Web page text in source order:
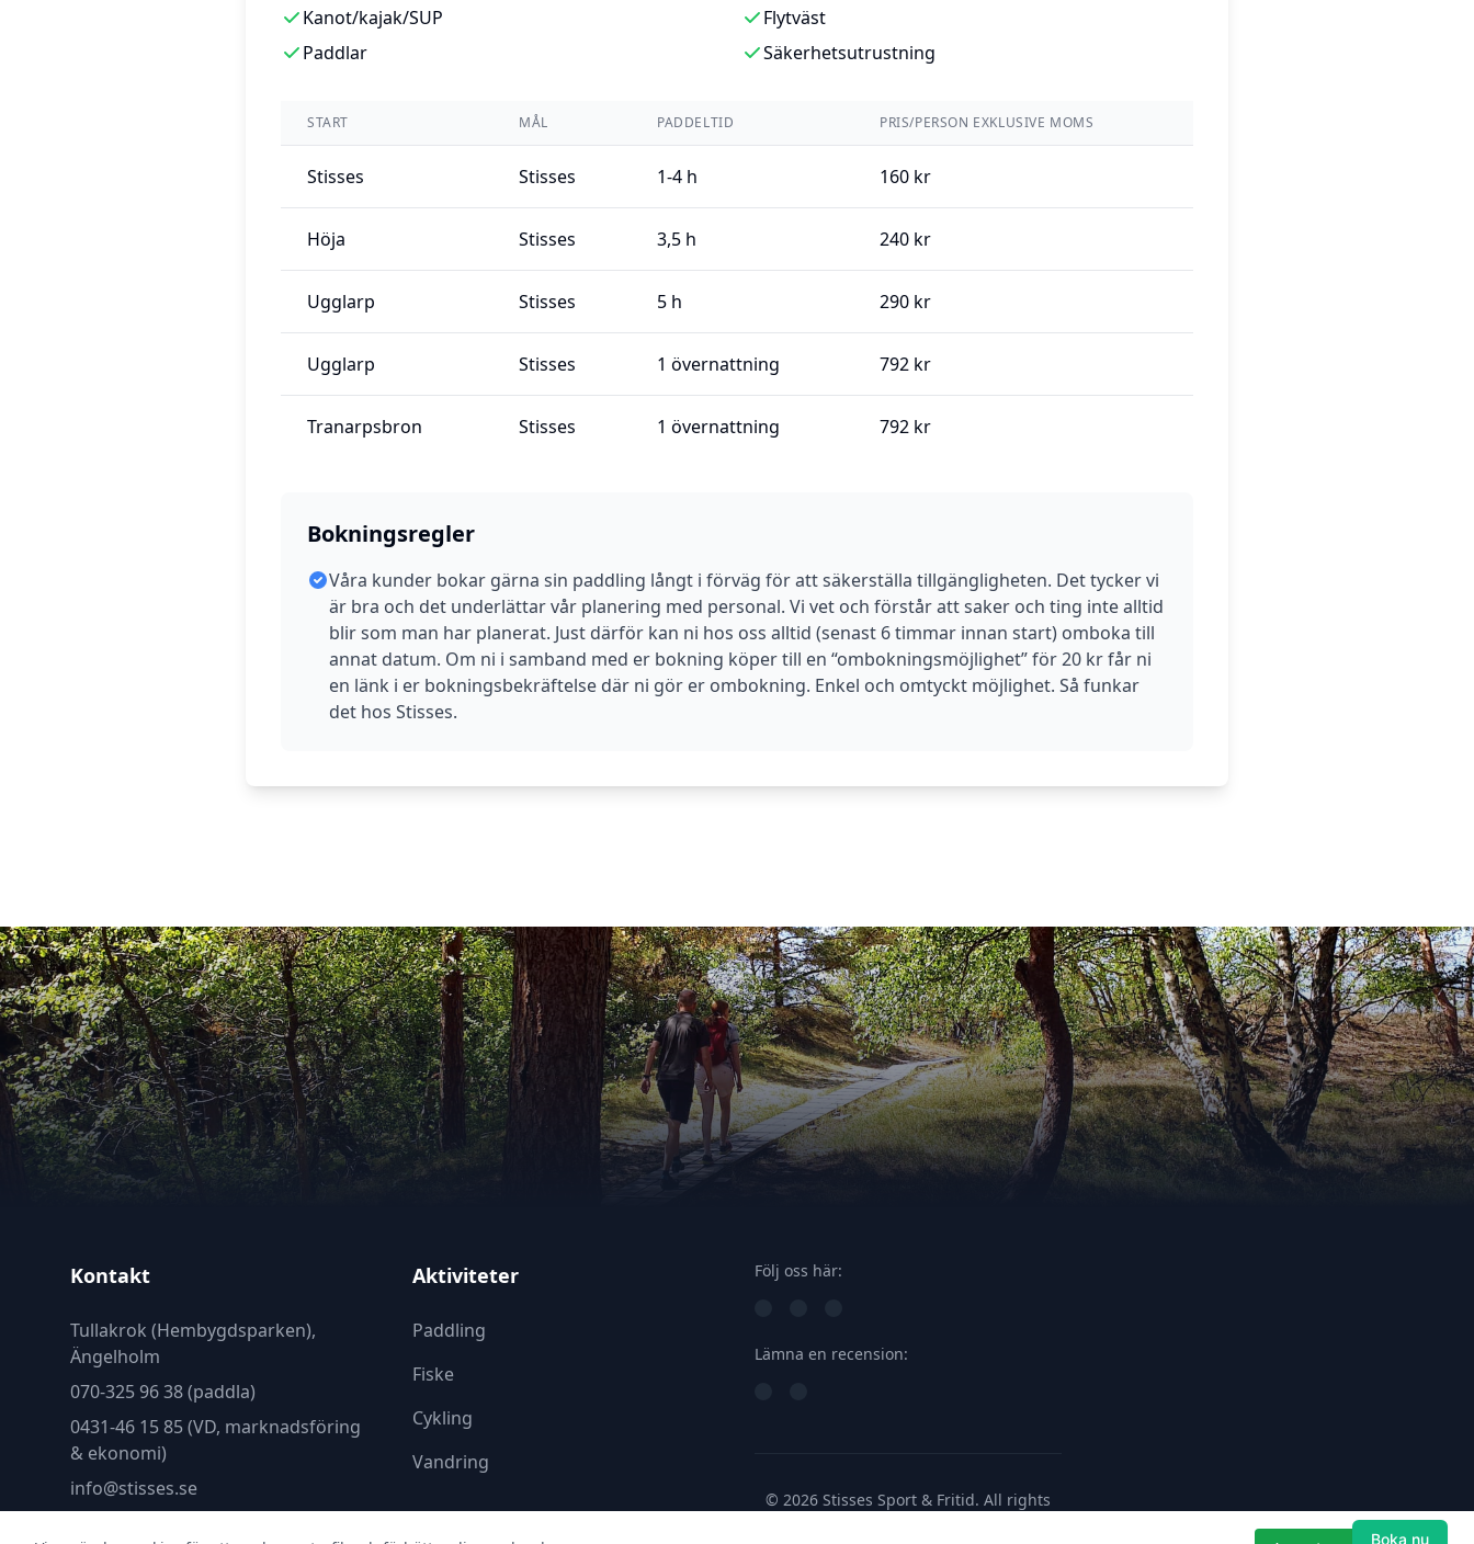
Kanot/kajak/SUP
Flytväst
Paddlar
Säkerhetsutrustning
START MÅL PADDELTID PRIS/PERSON EXKLUSIVE MOMS
Stisses Stisses 1-4 h 160 kr
Höja Stisses 3,5 h 240 kr
Ugglarp Stisses 5 h 290 kr
Ugglarp Stisses 1 övernattning 792 kr
Tranarpsbron Stisses 1 övernattning 792 kr
Bokningsregler
Våra kunder bokar gärna sin paddling långt i förväg för att säkerställa tillgängligheten. Det tycker vi
är bra och det underlättar vår planering med personal. Vi vet och förstår att saker och ting inte alltid
blir som man har planerat. Just därför kan ni hos oss alltid (senast 6 timmar innan start) omboka till
annat datum. Om ni i samband med er bokning köper till en “ombokningsmöjlighet” för 20 kr får ni
en länk i er bokningsbekräftelse där ni gör er ombokning. Enkel och omtyckt möjlighet. Så funkar
det hos Stisses.
Kontakt
Tullakrok (Hembygdsparken),
Ängelholm
070-325 96 38 (paddla)
0431-46 15 85 (VD, marknadsföring
& ekonomi)
info@stisses.se
Aktiviteter
Paddling
Fiske
Cykling
Vandring
Följ oss här:
Lämna en recension:
© 2026 Stisses Sport & Fritid. All rights
Boka nu